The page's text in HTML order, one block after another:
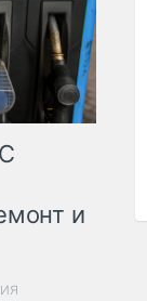
и